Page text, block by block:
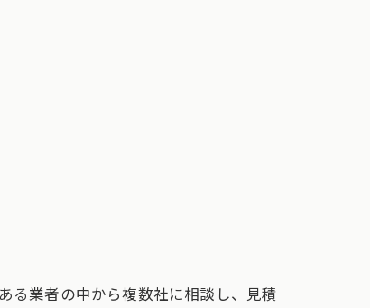
る業者の中から複数社に相談し、見積